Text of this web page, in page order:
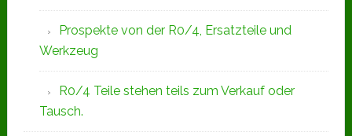
Prospekte von der R0/4, Ersatzteile und
Werkzeug
R0/4 Teile stehen teils zum Verkauf oder
Tausch.